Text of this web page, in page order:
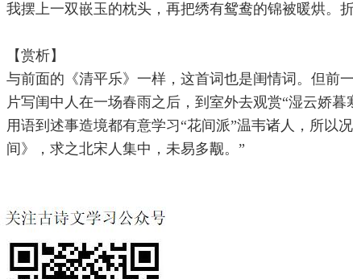
我摆上一双嵌玉的枕头，再把绣有鸳鸯的锦被暖烘。
【赏析】
与前面的《清平乐》一样，这首词也是闺情词。但
片写闺中人在一场春雨之后，到室外去观赏“湿云娇
用语到述事造境都有意学习“花间派”温韦诸人，所以
间》，求之北宋人集中，未易多觏。”